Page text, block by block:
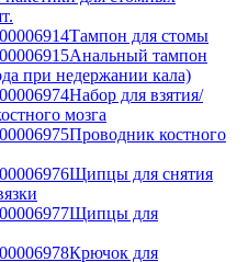
Тампон для стомы
Анальный тампон
при недержании кала)
Набор для взятия/
мозга
Проводник костного
Щипцы для снятия
Щипцы для
Крючок для